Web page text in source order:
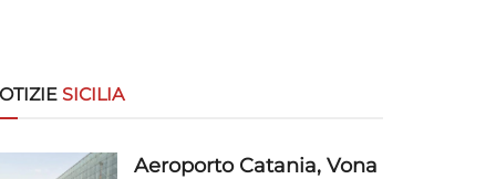
SICILIA
Aeroporto Catania, Vona